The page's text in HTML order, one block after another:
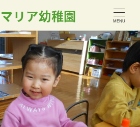
リア幼稚園 MENU